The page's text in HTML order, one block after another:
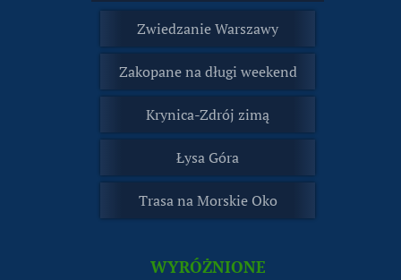
Zwiedzanie Warszawy
Zakopane na długi weekend
Krynica-Zdrój zimą
Łysa Góra
Trasa na Morskie Oko
WYRÓŻNIONE